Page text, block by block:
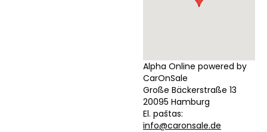
Alpha Online powered by
CarOnSale
Große Bäckerstraße 13
20095 Hamburg
El. paštas:
info@caronsale.de